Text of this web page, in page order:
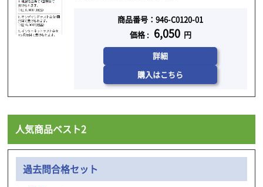
商品番号：946-C0120-01
価格 : 6,050 円
詳細
購入はこちら
人気商品ベスト2
過去問合格セット